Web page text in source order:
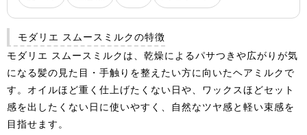
モダリエ スムースミルクの特徴
モダリエ スムースミルクは、乾燥によるパサつきや広がりが気
になる髪の見た目・手触りを整えたい方に向いたヘアミルクで
す。オイルほど重く仕上げたくない日や、ワックスほどセット
感を出したくない日に使いやすく、自然なツヤ感と軽い束感を
目指せます。